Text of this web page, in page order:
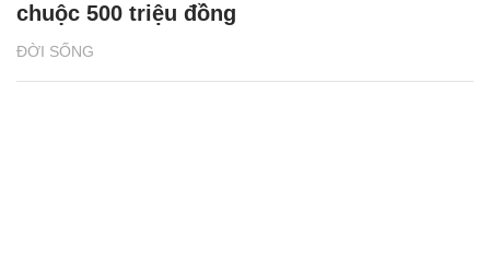
ĐỜI SỐNG
chuộc 500 triệu đồng